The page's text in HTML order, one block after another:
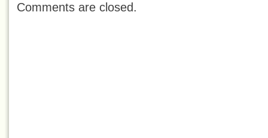
Comments are closed.